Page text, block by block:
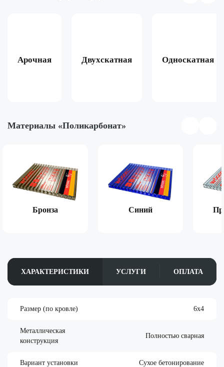
Арочная Двухскатная Односкатная
Материалы «Поликарбонат»
Бронза Синий
ХАРАКТЕРИСТИКИ УСЛУГИ ОПЛАТА
Размер (по кровле) 6х4
Металлическая
конструкция
Полностью сварная
Вариант установки Сухое бетонирование